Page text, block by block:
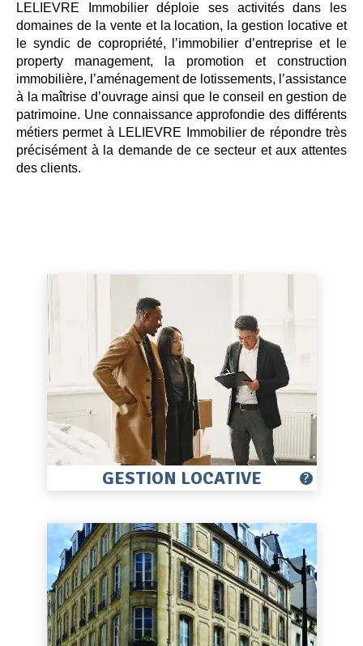
GESTION LOCATIVE ?
LELIEVRE Immobilier déploie ses activités dans les
domaines de la vente et la location, la gestion locative et
le syndic de copropriété, l’immobilier d’entreprise et le
property management, la promotion et construction
immobilière, l’aménagement de lotissements, l’assistance
à la maîtrise d’ouvrage ainsi que le conseil en gestion de
patrimoine. Une connaissance approfondie des différents
métiers permet à LELIEVRE Immobilier de répondre très
précisément à la demande de ce secteur et aux attentes
des clients.